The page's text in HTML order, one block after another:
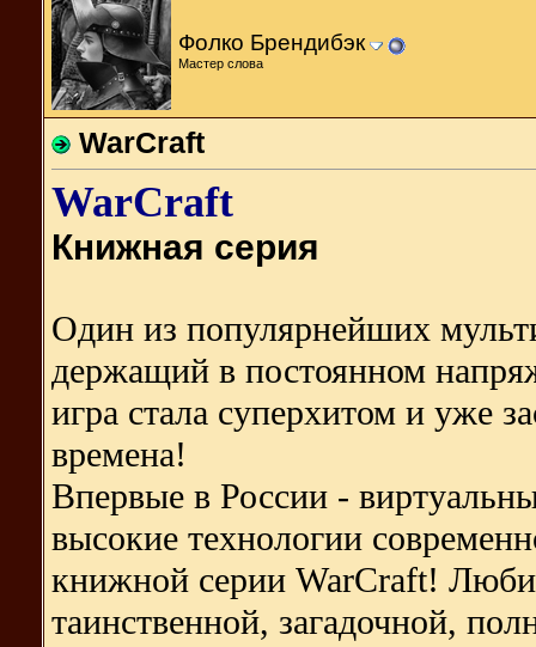
Фолко Брендибэк
Мастер слова
WarCraft
WarCraft
Книжная серия
Один из популярнейших
держащий в постоянном
игра стала суперхитом и уже
времена!
Впервые в России -
высокие технологии
книжной серии WarCraft!
таинственной, загадочной,